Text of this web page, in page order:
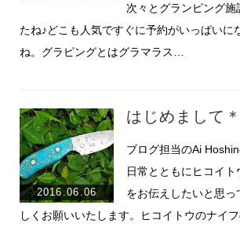
次々とグランピング施
たね♪どこも人気ですぐに予約がいっぱいに
ね。グラピングとはグラマラス…
2016.06.06
はじめまして＊
ブログ担当のAi
日常とともにヒコイト
をお伝えしたいと思っ
しくお願いいたします。ヒコイトウのナイ